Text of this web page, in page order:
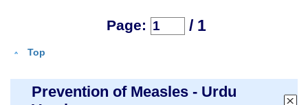
Page: / 1
Top
Prevention of Measles - Urdu